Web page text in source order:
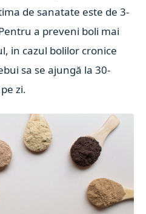
de sanatate este de 3-
a preveni boli mai
in cazul bolilor cronice
sa se ajungă la 30-
zi.